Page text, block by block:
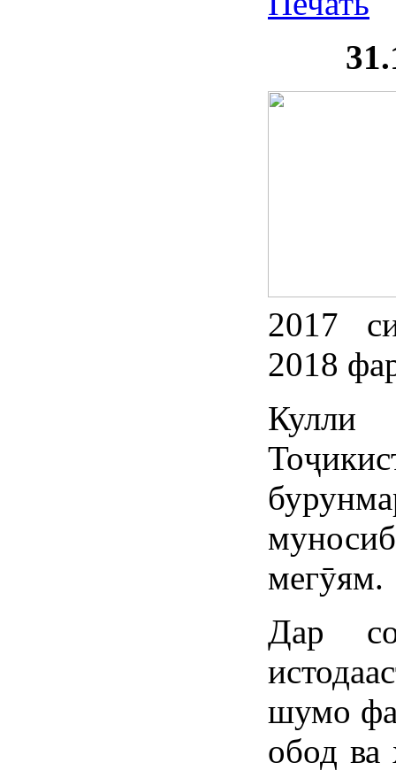
2017
2018
мегӯям.
Дар
шумо
обод ва